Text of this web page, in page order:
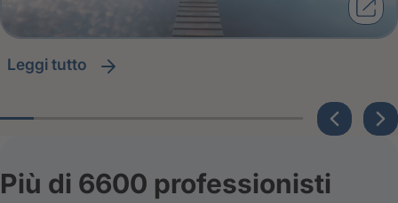
leggi tutto
Più di 6600 professionisti